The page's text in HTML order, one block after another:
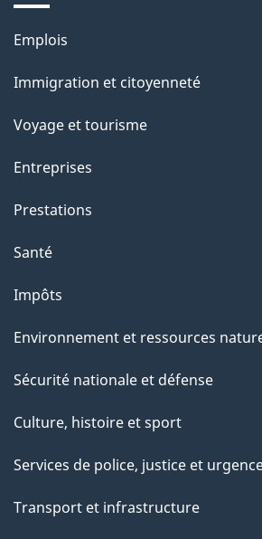
s
u
r
e
t
e
p
g
e
Thèmes
sujets
Emplois
Immigration et citoyenneté
Voyage et tourisme
Entreprises
Prestations
Santé
Impôts
Environnement et ressources
Sécurité nationale et défense
Culture, histoire et sport
Services de police, justice et
Transport et infrastructure